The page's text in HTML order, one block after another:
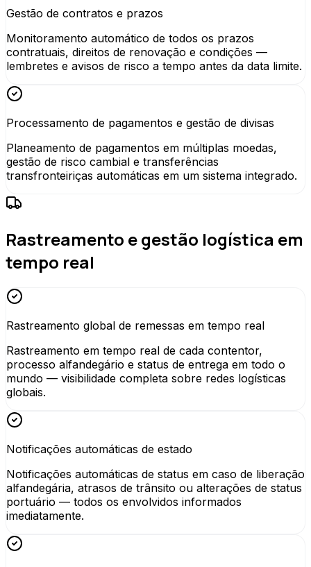
Gestão de contratos e prazos
Monitoramento automático de todos os prazos
contratuais, direitos de renovação e condições —
lembretes e avisos de risco a tempo antes da data limite.
Processamento de pagamentos e gestão de divisas
Planeamento de pagamentos em múltiplas moedas,
gestão de risco cambial e transferências
transfronteiriças automáticas em um sistema integrado.
Rastreamento e gestão logística em
tempo real
Rastreamento global de remessas em tempo real
Rastreamento em tempo real de cada contentor,
processo alfandegário e status de entrega em todo o
mundo — visibilidade completa sobre redes logísticas
globais.
Notificações automáticas de estado
Notificações automáticas de status em caso de liberação
alfandegária, atrasos de trânsito ou alterações de status
portuário — todos os envolvidos informados
imediatamente.